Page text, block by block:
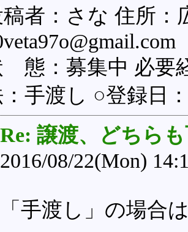
者：さな 住所：
態：募集中 必要
手渡し ○登録日
Re: 譲渡、どちら
2016/08/22(Mon)
「手渡し」の場合